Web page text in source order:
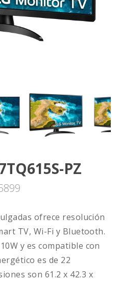
PZ
ofrece resolución
TV, Wi-Fi y Bluetooth.
y es compatible con
es de 22
son 61.2 x 42.3 x